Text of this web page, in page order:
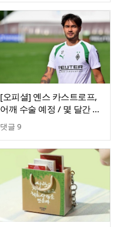
[오피셜] 옌스 카스트로프,
어깨 수술 예정 / 몇 달간 이
탈
댓글 9